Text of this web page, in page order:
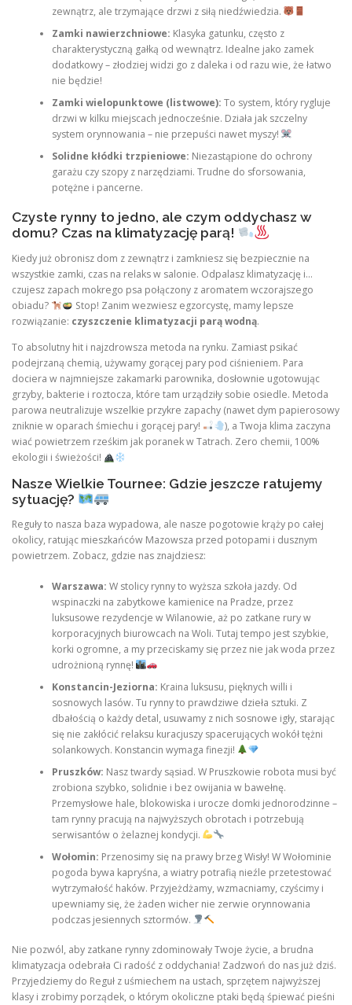
zewnątrz, ale trzymające drzwi z siłą niedźwiedzia.
Zamki nawierzchniowe: Klasyka gatunku, często z
charakterystyczną gałką od wewnątrz. Idealne jako zamek
dodatkowy – złodziej widzi go z daleka i od razu wie, że łatwo
nie będzie!
Zamki wielopunktowe (listwowe): To system, który rygluje
drzwi w kilku miejscach jednocześnie. Działa jak szczelny
system orynnowania – nie przepuści nawet myszy!
Solidne kłódki trzpieniowe: Niezastąpione do ochrony
garażu czy szopy z narzędziami. Trudne do sforsowania,
potężne i pancerne.
Czyste rynny to jedno, ale czym oddychasz w
domu? Czas na klimatyzację parą!
Kiedy już obronisz dom z zewnątrz i zamkniesz się bezpiecznie na
wszystkie zamki, czas na relaks w salonie. Odpalasz klimatyzację i…
czujesz zapach mokrego psa połączony z aromatem wczorajszego
obiadu?
Stop! Zanim wezwiesz egzorcystę, mamy lepsze
rozwiązanie: czyszczenie klimatyzacji parą wodną.
To absolutny hit i najzdrowsza metoda na rynku. Zamiast psikać
podejrzaną chemią, używamy gorącej pary pod ciśnieniem. Para
dociera w najmniejsze zakamarki parownika, dosłownie ugotowując
grzyby, bakterie i roztocza, które tam urządziły sobie osiedle. Metoda
parowa neutralizuje wszelkie przykre zapachy (nawet dym papierosowy
zniknie w oparach śmiechu i gorącej pary!
), a Twoja klima zaczyna
wiać powietrzem rześkim jak poranek w Tatrach. Zero chemii, 100%
ekologii i świeżości!
Nasze Wielkie Tournee: Gdzie jeszcze ratujemy
sytuację?
Reguły to nasza baza wypadowa, ale nasze pogotowie krąży po całej
okolicy, ratując mieszkańców Mazowsza przed potopami i dusznym
powietrzem. Zobacz, gdzie nas znajdziesz:
Warszawa: W stolicy rynny to wyższa szkoła jazdy. Od
wspinaczki na zabytkowe kamienice na Pradze, przez
luksusowe rezydencje w Wilanowie, aż po zatkane rury w
korporacyjnych biurowcach na Woli. Tutaj tempo jest szybkie,
korki ogromne, a my przeciskamy się przez nie jak woda przez
udrożnioną rynnę!
Konstancin-Jeziorna: Kraina luksusu, pięknych willi i
sosnowych lasów. Tu rynny to prawdziwe dzieła sztuki. Z
dbałością o każdy detal, usuwamy z nich sosnowe igły, starając
się nie zakłócić relaksu kuracjuszy spacerujących wokół tężni
solankowych. Konstancin wymaga finezji!
Pruszków: Nasz twardy sąsiad. W Pruszkowie robota musi być
zrobiona szybko, solidnie i bez owijania w bawełnę.
Przemysłowe hale, blokowiska i urocze domki jednorodzinne –
tam rynny pracują na najwyższych obrotach i potrzebują
serwisantów o żelaznej kondycji.
Wołomin: Przenosimy się na prawy brzeg Wisły! W Wołominie
pogoda bywa kapryśna, a wiatry potrafią nieźle przetestować
wytrzymałość haków. Przyjeżdżamy, wzmacniamy, czyścimy i
upewniamy się, że żaden wicher nie zerwie orynnowania
podczas jesiennych sztormów.
Nie pozwól, aby zatkane rynny zdominowały Twoje życie, a brudna
klimatyzacja odebrała Ci radość z oddychania! Zadzwoń do nas już dziś.
Przyjedziemy do Reguł z uśmiechem na ustach, sprzętem najwyższej
klasy i zrobimy porządek, o którym okoliczne ptaki będą śpiewać pieśni